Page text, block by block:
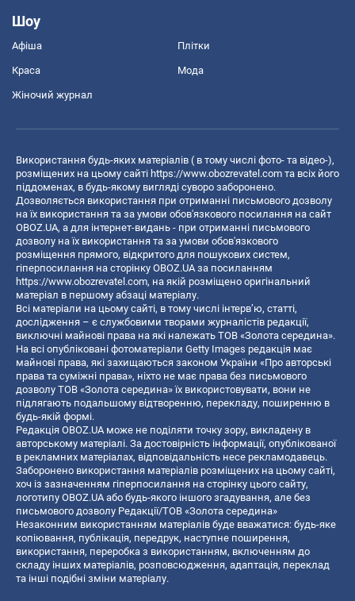
Шоу
Афіша Плітки
Краса Мода
Жіночий журнал
Використання будь-яких матеріалів ( в тому числі фото- та відео-),
розміщених на цьому сайті https://www.obozrevatel.com та всіх його
піддоменах, в будь-якому вигляді суворо заборонено.
Дозволяється використання при отриманні письмового дозволу
на їх використання та за умови обов'язкового посилання на сайт
OBOZ.UA, а для інтернет-видань - при отриманні письмового
дозволу на їх використання та за умови обов'язкового
розміщення прямого, відкритого для пошукових систем,
гіперпосилання на сторінку OBOZ.UA за посиланням
https://www.obozrevatel.com, на якій розміщено оригінальний
матеріал в першому абзаці матеріалу.
Всі матеріали на цьому сайті, в тому числі інтерв’ю, статті,
дослідження – є службовими творами журналістів редакції,
виключні майнові права на які належать ТОВ «Золота середина».
На всі опубліковані фотоматеріали Getty Images редакція має
майнові права, які захищаються законом України «Про авторські
права та суміжні права», ніхто не має права без письмового
дозволу ТОВ «Золота середина» їх використовувати, вони не
підлягають подальшому відтворенню, перекладу, поширенню в
будь-якій формі.
Редакція OBOZ.UA може не поділяти точку зору, викладену в
авторському матеріалі. За достовірність інформації, опублікованої
в рекламних матеріалах, відповідальність несе рекламодавець.
Заборонено використання матеріалів розміщених на цьому сайті,
хоч із зазначенням гіперпосилання на сторінку цього сайту,
логотипу OBOZ.UA або будь-якого іншого згадування, але без
письмового дозволу Редакції/ТОВ «Золота середина»
Незаконним використанням матеріалів буде вважатися: будь-яке
копiювання, публiкацiя, передрук, наступне поширення,
використання, переробка з використанням, включенням до
складу інших матеріалів, розповсюдження, адаптація, переклад
та інші подібні зміни матеріалу.